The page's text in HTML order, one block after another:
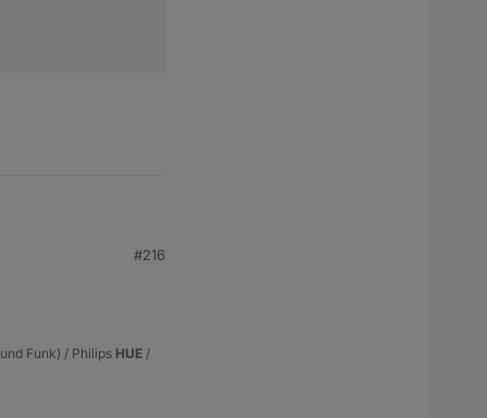
#216
Funk) / Philips HUE /